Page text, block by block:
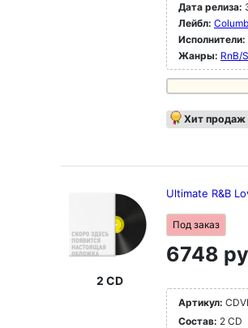
Дата релиза:
Лейбл:
Исполнители:
Жанры: RnB/
Хит продаж
2 CD
Ultimate R&B
Под заказ
6748
Артикул:
Состав: 2 CD